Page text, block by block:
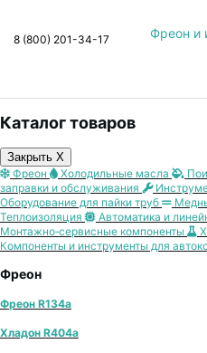
Фреон и
8 (800) 201-34-17
Каталог товаров
Закрыть X
Фреон
Холодильные масла
заправки и обслуживания
Оборудование для пайки труб
Теплоизоляция
Автоматика и
Монтажно‑сервисные компоненты
Компоненты и инструменты для
Фреон
Фреон R134a
Хладон R404a